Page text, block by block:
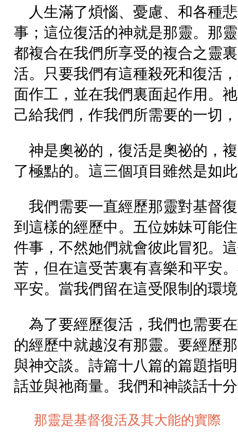
人生滿了煩惱、憂慮、和各種
事；這位復活的神就是那靈。那
都複合在我們所享受的複合之靈
活。只要我們有這種殺死和復活
面作工，並在我們裏面起作用。
己給我們，作我們所需要的一切
神是奧祕的，復活是奧祕的，
了極點的。這三個項目雖然是如
我們需要一直經歷那靈對基督
到這樣的經歷中。五位姊妹可能
件事，不然她們就會彼此冒犯。
苦，但在這受苦裏有喜樂和平安
平安。當我們留在這受限制的環
為了要經歷復活，我們也需要
的經歷中就越沒有那靈。要經歷
與神交談。詩篇十八篇的篇題指
話並與祂商量。我們和神談話十
那靈是基督復活及其大能的實際